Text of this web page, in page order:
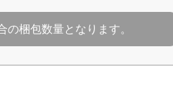
梱包数量となります。